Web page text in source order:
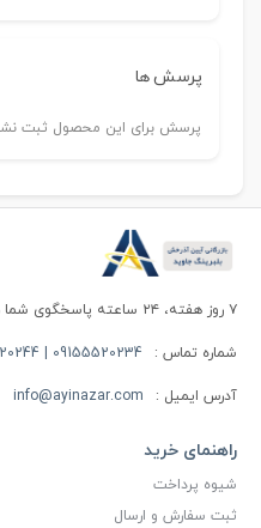
پرسش ها
پرسش برای این محصول ثبت
۷ روز هفته، ۲۴ ساعته پاسخگوی شما هستیم.
شماره تماس : 09155520234 | 09155520244
آدرس ایمیل : info@ayinazar.com
راهنمای خرید
شیوه پرداخت
ثبت سفارش و ارسال